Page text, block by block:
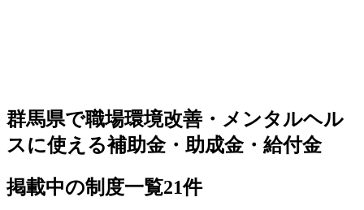
群馬県で職場環境改善・メンタルヘル
スに使える補助金・助成金・給付金
掲載中の制度一覧21件